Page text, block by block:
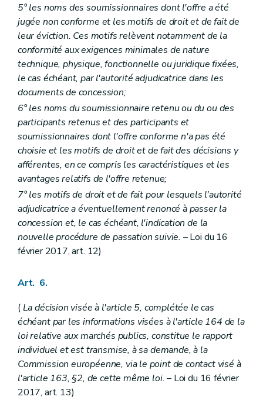
5° les noms des soumissionnaires dont l'offre a été
jugée non conforme et les motifs de droit et de fait de
leur éviction. Ces motifs relèvent notamment de la
conformité aux exigences minimales de nature
technique, physique, fonctionnelle ou juridique fixées,
le cas échéant, par l'autorité adjudicatrice dans les
documents de concession;
6° les noms du soumissionnaire retenu ou du ou des
participants retenus et des participants et
soumissionnaires dont l'offre conforme n'a pas été
choisie et les motifs de droit et de fait des décisions y
afférentes, en ce compris les caractéristiques et les
avantages relatifs de l'offre retenue;
7° les motifs de droit et de fait pour lesquels l'autorité
adjudicatrice a éventuellement renoncé à passer la
concession et, le cas échéant, l'indication de la
nouvelle procédure de passation suivie. – Loi du 16
février 2017, art. 12)
Art. 6.
(La décision visée à l'article 5, complétée le cas
échéant par les informations visées à l'article 164 de la
loi relative aux marchés publics, constitue le rapport
individuel et est transmise, à sa demande, à la
Commission européenne, via le point de contact visé à
l'article 163, §2, de cette même loi.– Loi du 16 février
2017, art. 13)